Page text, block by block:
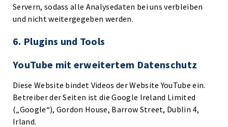
Servern, sodass alle Analysedaten bei uns verbleiben
und nicht weitergegeben werden.
6. Plugins und Tools
YouTube mit erweitertem Datenschutz
Diese Website bindet Videos der Website YouTube ein.
Betreiber der Seiten ist die Google Ireland Limited
(„Google“), Gordon House, Barrow Street, Dublin 4,
Irland.